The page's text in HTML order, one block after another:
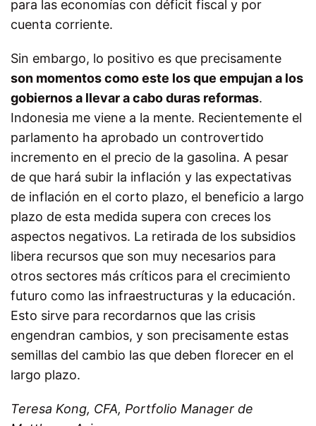
para las economías con déficit fiscal y por
cuenta corriente.
Sin embargo, lo positivo es que precisamente
son momentos como este los que empujan a los
gobiernos a llevar a cabo duras reformas.
Indonesia me viene a la mente. Recientemente el
parlamento ha aprobado un controvertido
incremento en el precio de la gasolina. A pesar
de que hará subir la inflación y las expectativas
de inflación en el corto plazo, el beneficio a largo
plazo de esta medida supera con creces los
aspectos negativos. La retirada de los subsidios
libera recursos que son muy necesarios para
otros sectores más críticos para el crecimiento
futuro como las infraestructuras y la educación.
Esto sirve para recordarnos que las crisis
engendran cambios, y son precisamente estas
semillas del cambio las que deben florecer en el
largo plazo.
Teresa Kong, CFA, Portfolio Manager de